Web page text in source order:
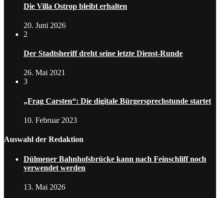
Die Villa Ostrop bleibt erhalten
20. Juni 2026
2
Der Stadtsheriff dreht seine letzte Dienst-Runde
26. Mai 2021
3
„Frag Carsten“: Die digitale Bürgersprechstunde startet
10. Februar 2023
Auswahl der Redaktion
Dülmener Bahnhofsbrücke kann nach Feinschliff noch
verwendet werden
13. Mai 2026